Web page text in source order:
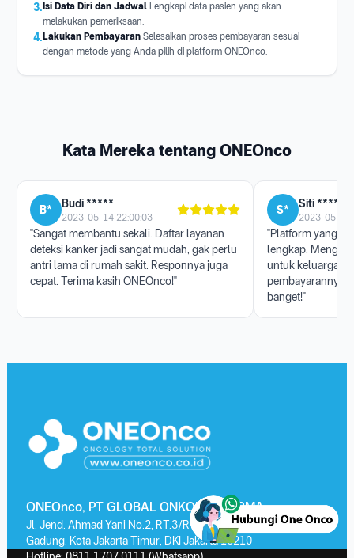
3. Isi Data Diri dan Jadwal Lengkapi data pasien yang akan
melakukan pemeriksaan.
4. Lakukan Pembayaran Selesaikan proses pembayaran sesuai
dengan metode yang Anda pilih di platform ONEOnco.
Kata Mereka tentang ONEOnco
B* Budi *****
2023-05-14 22:00:03
"Sangat membantu sekali. Daftar layanan
deteksi kanker jadi sangat mudah, gak perlu
antri lama di rumah sakit. Responnya juga
cepat. Terima kasih ONEOnco!"
S* Siti ******
2023-05-17
"Platform yang
lengkap.
untuk keluarga,
pembayarannya
banget!"
ONEOnco, PT GLOBAL ONKOLAB FARMA
Jl. Jend. Ahmad Yani No.2, RT.3/RW.13, Kayu Putih, Kec. Pulo
Gadung, Kota Jakarta Timur, DKI Jakarta 13210